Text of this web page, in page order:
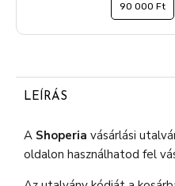
90 000 Ft
LEÍRÁS
A Shoperia vásárlási
oldalon használhatod fel